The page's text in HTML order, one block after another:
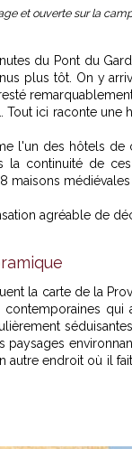
et ouverte sur la
du Pont du
plus tôt. On y
ici raconte une
l'un des hôtels de
la continuité de
maisons
agréable de
la carte de la
qui
endroit où il